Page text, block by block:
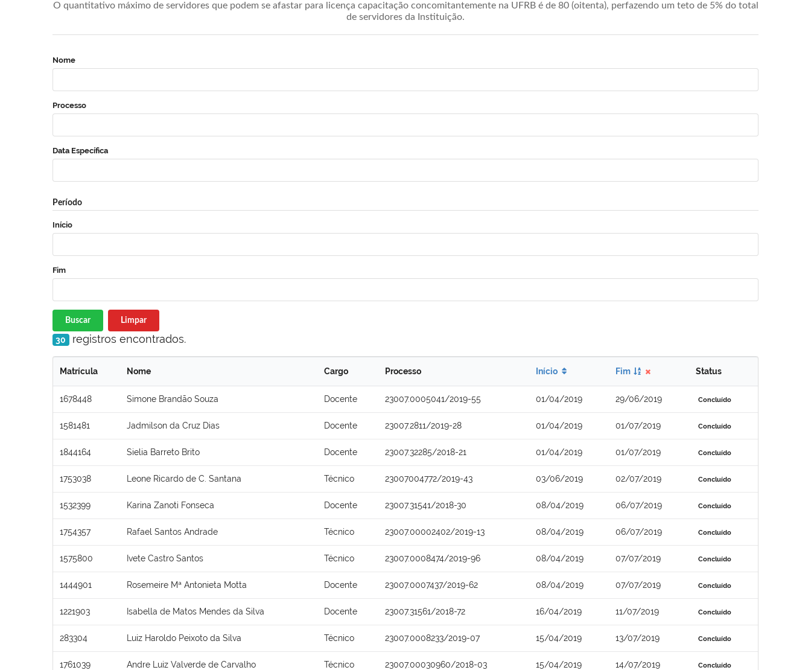
O quantitativo máximo de servidores que podem se afastar para licença capacitação concomitantemente na UFRB é de 80 (oitenta), perfazendo um teto de 5% do total
de servidores da Instituição.
Nome
Processo
Data Específica
Período
Início
Fim
Buscar Limpar
30 registros encontrados.
Matrícula Nome Cargo Processo Início Fim Status
1678448 Simone Brandão Souza Docente 23007.0005041/2019-55 01/04/2019 29/06/2019 Concluído
1581481 Jadmilson da Cruz Dias Docente 23007.2811/2019-28 01/04/2019 01/07/2019 Concluído
1844164 Sielia Barreto Brito Docente 23007.32285/2018-21 01/04/2019 01/07/2019 Concluído
1753038 Leone Ricardo de C. Santana Técnico 23007004772/2019-43 03/06/2019 02/07/2019 Concluído
1532399 Karina Zanoti Fonseca Docente 23007.31541/2018-30 08/04/2019 06/07/2019 Concluído
1754357 Rafael Santos Andrade Técnico 23007.00002402/2019-13 08/04/2019 06/07/2019 Concluído
1575800 Ivete Castro Santos Técnico 23007.0008474/2019-96 08/04/2019 07/07/2019 Concluído
1444901 Rosemeire Mª Antonieta Motta Docente 23007.0007437/2019-62 08/04/2019 07/07/2019 Concluído
1221903 Isabella de Matos Mendes da Silva Docente 23007.31561/2018-72 16/04/2019 11/07/2019 Concluído
283304 Luiz Haroldo Peixoto da Silva Técnico 23007.0008233/2019-07 15/04/2019 13/07/2019 Concluído
1761039 Andre Luiz Valverde de Carvalho Técnico 23007.00030960/2018-03 15/04/2019 14/07/2019 Concluído